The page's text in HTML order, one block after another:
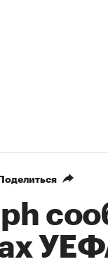
Поделиться